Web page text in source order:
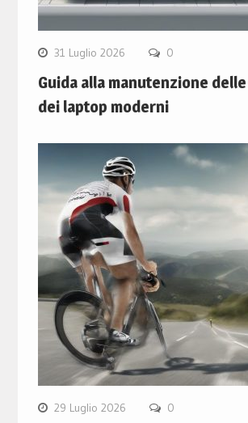
31 Luglio 2026 0
Guida alla manutenzione
dei laptop moderni
29 Luglio 2026 0